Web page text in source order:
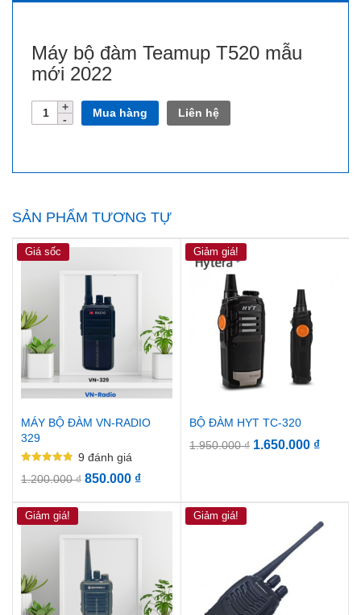
Máy bộ đàm Teamup T520 mẫu
mới 2022
Số
lượng
Mua hàng Liên hệ
SẢN PHẨM TƯƠNG TỰ
Giá sốc
MÁY BỘ ĐÀM VN-RADIO
329
hạng
5 sao
9 đánh giá
1.200.000₫ 850.000 ₫
Giảm giá!
BỘ ĐÀM HYT TC-320
1.950.000₫ 1.650.000 ₫
Giảm giá! Giảm giá!